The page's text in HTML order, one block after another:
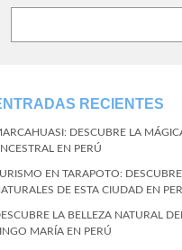
RECIENTES
DESCUBRE LA
EN PERÚ
EN TARAPOTO:
DE ESTA CIUDAD EN
LA BELLEZA NATURAL
MARÍA EN PERÚ